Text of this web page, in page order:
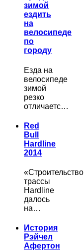
зимой
ездить
на
велосипеде
по
городу
Езда на
велосипеде
зимой
резко
отличаетс…
Red
Bull
Hardline
2014
«Строительство
трассы
Hardline
далось
на…
История
Рэйчел
Афертон